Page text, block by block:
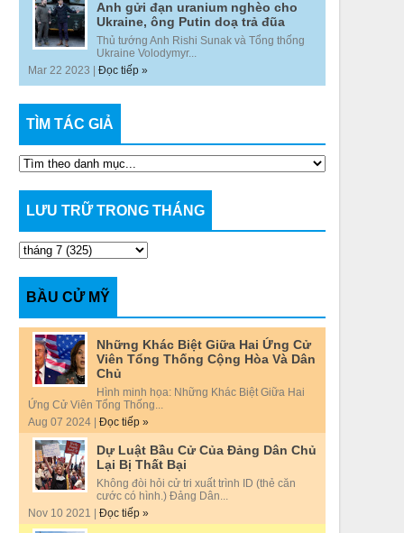
Anh gửi đạn uranium nghèo cho
Ukraine, ông Putin doạ trả đũa
Thủ tướng Anh Rishi Sunak và Tổng thống
Ukraine Volodymyr...
Mar 22 2023 | Đọc tiếp »
TÌM TÁC GIẢ
LƯU TRỮ TRONG THÁNG
BẦU CỬ MỸ
Những Khác Biệt Giữa Hai Ứng Cử
Viên Tổng Thống Cộng Hòa Và Dân
Chủ
Hình minh họa: Những Khác Biệt Giữa Hai
Ứng Cử Viên Tổng Thống...
Aug 07 2024 | Đọc tiếp »
Dự Luật Bầu Cử Của Đảng Dân Chủ
Lại Bị Thất Bại
Không đòi hỏi cử tri xuất trình ID (thẻ căn
cước có hình.) Đảng Dân...
Nov 10 2021 | Đọc tiếp »